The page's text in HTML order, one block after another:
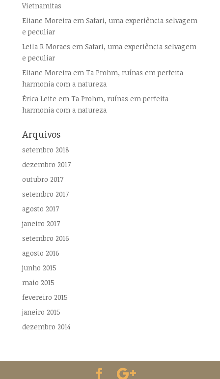
Vietnamitas
Eliane Moreiraem Safari, uma experiência selvagem
e peculiar
Leila R Moraes em Safari, uma experiência selvagem
e peculiar
Eliane Moreiraem Ta Prohm, ruínas em perfeita
harmonia com a natureza
Érica Leite em Ta Prohm, ruínas em perfeita
harmonia com a natureza
Arquivos
setembro 2018
dezembro 2017
outubro 2017
setembro 2017
agosto 2017
janeiro 2017
setembro 2016
agosto 2016
junho 2015
maio 2015
fevereiro 2015
janeiro 2015
dezembro 2014